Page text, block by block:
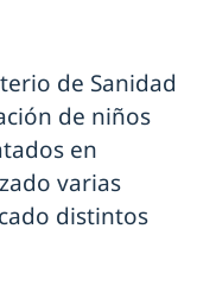
de Sanidad
de niños
en
varias
distintos